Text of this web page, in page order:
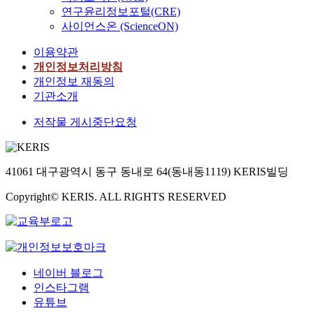
연구윤리정보포털(CRE)
사이언스온 (ScienceON)
이용약관
개인정보처리방침
개인정보 재동의
기관소개
저작물 게시중단요청
41061 대구광역시 동구 동내로 64(동내동1119) KERIS빌딩
Copyright© KERIS. ALL RIGHTS RESERVED
네이버 블로그
인스타그램
유튜브